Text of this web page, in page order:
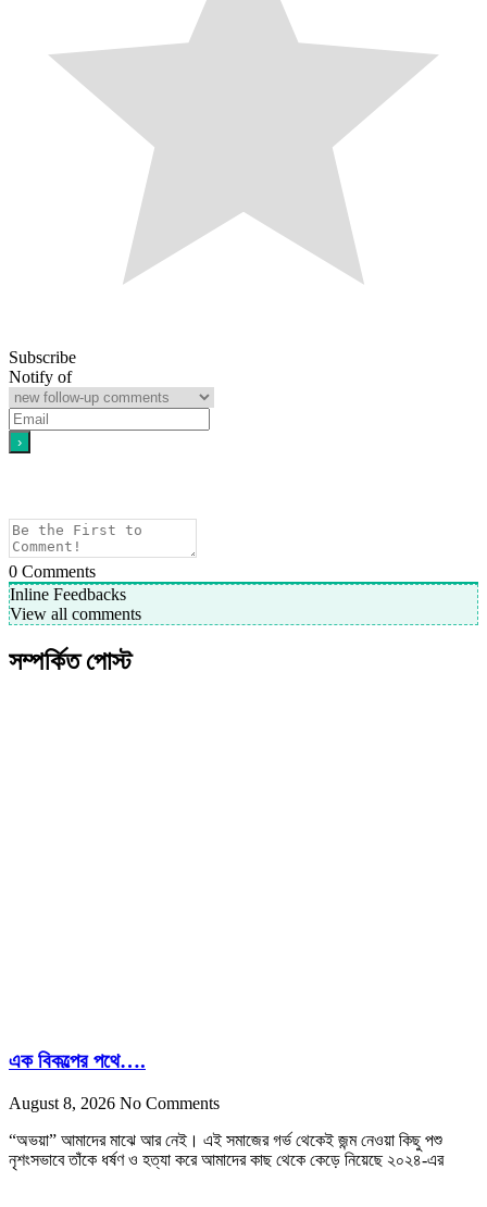
Subscribe
Notify of
0 Comments
Inline Feedbacks
View all comments
সম্পর্কিত পোস্ট
এক বিকল্পের পথে….
August 8, 2026 No Comments
“অভয়া” আমাদের মাঝে আর নেই। এই সমাজের গর্ভ থেকেই জন্ম নেওয়া কিছু পশু
নৃশংসভাবে তাঁকে ধর্ষণ ও হত্যা করে আমাদের কাছ থেকে কেড়ে নিয়েছে ২০২৪-এর